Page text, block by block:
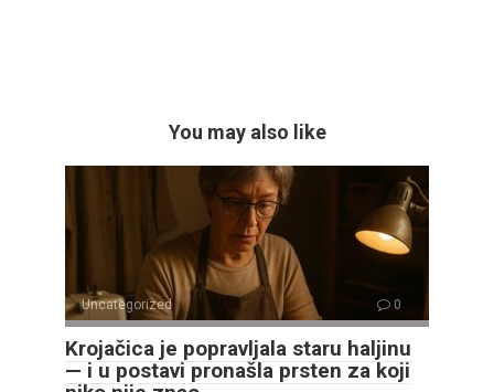
You may also like
Uncategorized 0
Krojačica je popravljala staru haljinu
— i u postavi pronašla prsten za koji